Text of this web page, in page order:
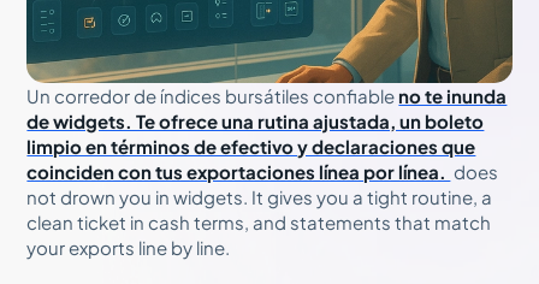
Un corredor de índices bursátiles confiable no te inunda
de widgets. Te ofrece una rutina ajustada, un boleto
limpio en términos de efectivo y declaraciones que
coinciden con tus exportaciones línea por línea. does
not drown you in widgets. It gives you a tight routine, a
clean ticket in cash terms, and statements that match
your exports line by line.